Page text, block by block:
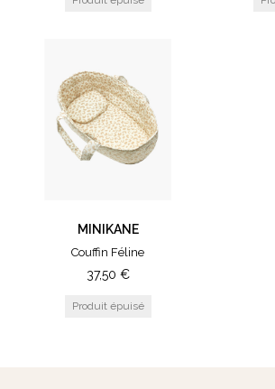
MINIKANE
Couffin Féline
37,50 €